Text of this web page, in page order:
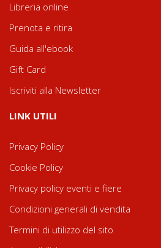
Libreria online
Prenota e ritira
Guida all'ebook
Gift Card
Iscriviti alla Newsletter
LINK UTILI
Privacy Policy
Cookie Policy
Privacy policy eventi e fiere
Condizioni generali di vendita
Termini di utilizzo del sito